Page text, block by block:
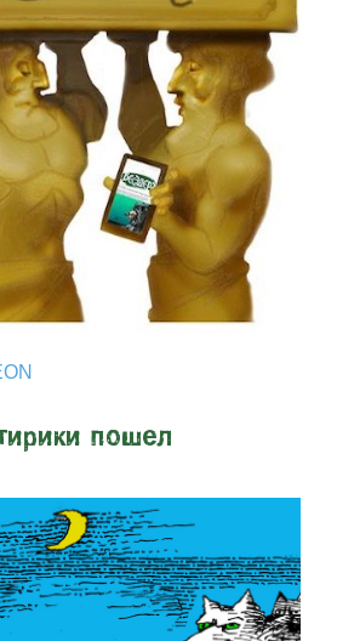
пошел